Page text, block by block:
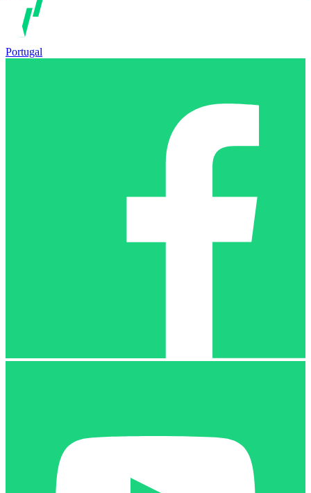
Portugal